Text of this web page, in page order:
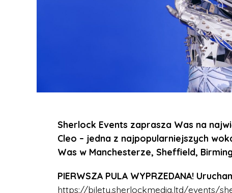
Sherlock Events zaprasza Was na
Cleo – jedna z najpopularniejszych
Was w Manchesterze, Sheffield,
PIERWSZA PULA WYPRZEDANA!
https://bilety.sherlockmedia.ltd/events/